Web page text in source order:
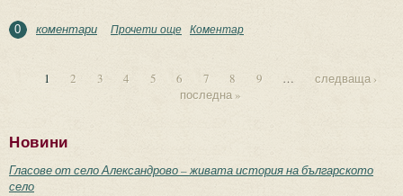
0 коментари Прочети още about Ваклуш Толев: В моето пътуване
Коментар
1 2 3 4 5 6 7 8 9 …
следваща ›
последна »
Новини
Гласове от село Александрово – живата история на българското
село